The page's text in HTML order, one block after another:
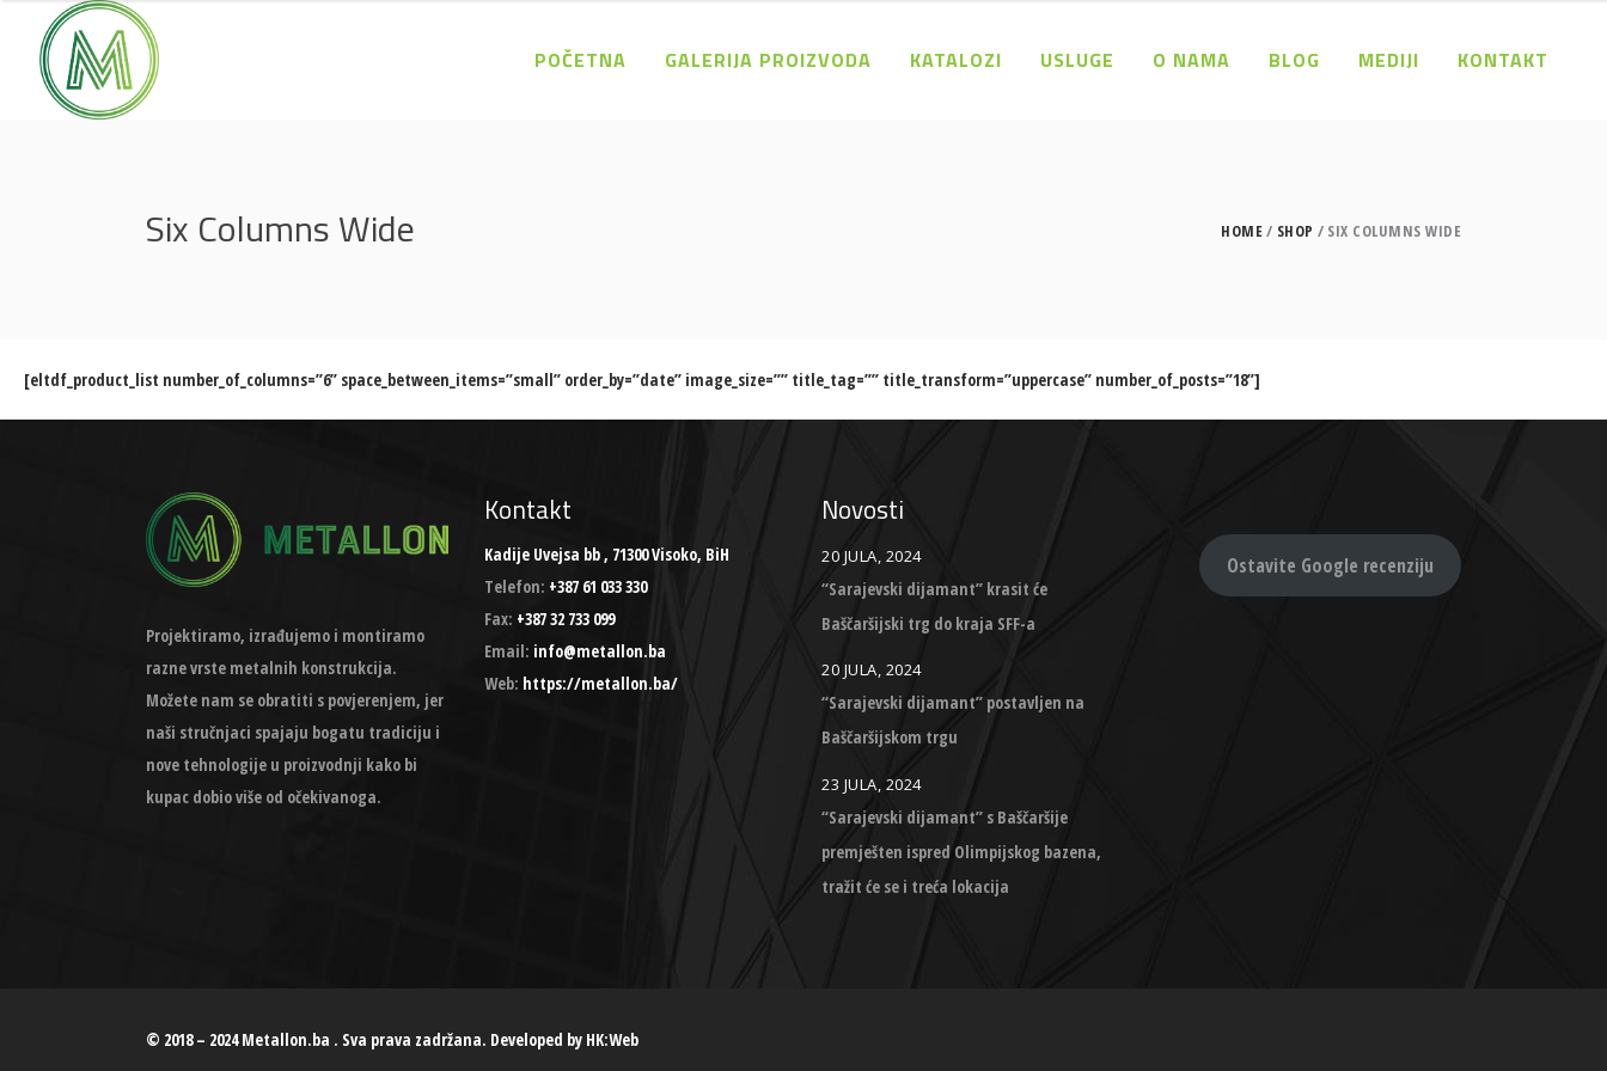
POČETNA GALERIJA PROIZVODA KATALOZI USLUGE O NAMA BLOG MEDIJI KONTAKT
Six Columns Wide HOME SHOP SIX COLUMNS WIDE
[eltdf_product_list number_of_columns=”6” space_between_items=”small” order_by=”date” image_size=”” title_tag=”” title_transform=”uppercase” number_of_posts=”18”]
Projektiramo, izrađujemo i montiramo
razne vrste metalnih konstrukcija.
Možete nam se obratiti s povjerenjem, jer
naši stručnjaci spajaju bogatu tradiciju i
nove tehnologije u proizvodnji kako bi
kupac dobio više od očekivanoga.
Kontakt
Kadije Uvejsa bb , 71300 Visoko, BiH
Telefon: +387 61 033 330
Fax: +387 32 733 099
Email: info@metallon.ba
Web: https://metallon.ba/
Novosti
20 JULA, 2024
“Sarajevski dijamant” krasit će
Baščaršijski trg do kraja SFF-a
20 JULA, 2024
“Sarajevski dijamant” postavljen na
Baščaršijskom trgu
23 JULA, 2024
“Sarajevski dijamant” s Baščaršije
premješten ispred Olimpijskog bazena,
tražit će se i treća lokacija
Ostavite Google recenziju
© 2018 – 2024 Metallon.ba . Sva prava zadržana. Developed by HK:Web